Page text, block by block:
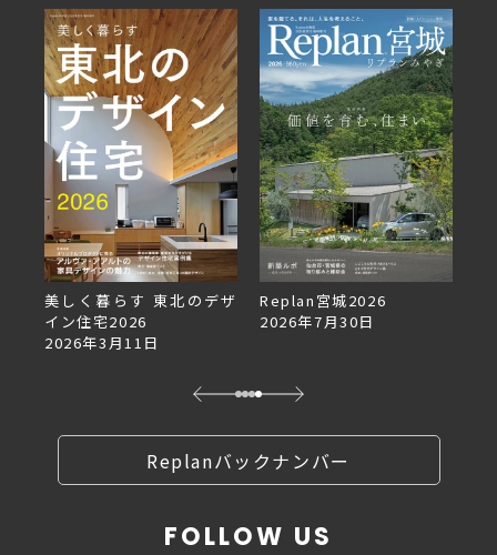
Replan宮城2026
2026年7月30日
Replan北海道VOL.153
2026年6月27日
Replanバックナンバー
FOLLOW US